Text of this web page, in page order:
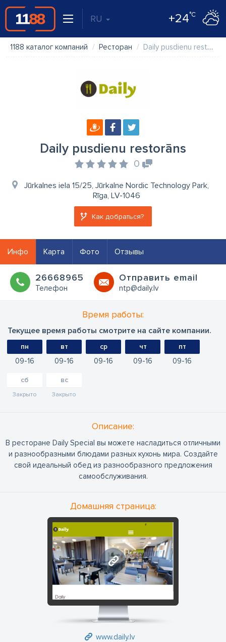
RU +24°C
1188 каталог компаний Ресторан Daily pusdienu restorāns
Daily pusdienu restorāns
0
Jūrkalnes iela 15/25, Jūrkalne Nordic Technology Park,
Rīga, LV-1046
Как добраться?
Инфо Карта Фото Отзывы
26668965
Телефон
Oтправить email
ntp@daily.lv
Время работы:
Текущее время работы смотрите на сайте компании.
пн
09 16
вт
09 16
ср
09 16
чт
09 16
пт
09 16
сб
Закрыто
вс
Закрыто
Oписание:
В ресторане Daily Special вы можете насладиться отличными
и разнообразными блюдами разных кухонь мира. Создайте
свой идеальный обед из разнообразного предложения
самообслуживания.
Домашняя страница:
www.daily.lv
www.daily.lv